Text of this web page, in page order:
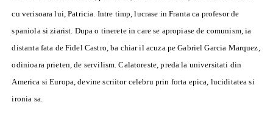
cu verisoara lui, Patricia. Intre timp, lucrase in Franta ca profesor de
spaniola si ziarist. Dupa o tinerete in care se apropiase de comunism, ia
distanta fata de Fidel Castro, ba chiar il acuza pe Gabriel Garcia Marquez,
odinioara prieten, de servilism. Calatoreste, preda la universitati din
America si Europa, devine scriitor celebru prin forta epica, luciditatea si
ironia sa.